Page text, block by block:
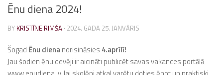
Ēnu diena 2024!
BY KRISTĪNE RIMŠA · 2024. GADA 25. JANVĀRIS
Šogad Ēnu dienanorisināsies 4.aprīlī!
Jau šodien ēnu devēji ir aicināti publicēt savas vakances portālā